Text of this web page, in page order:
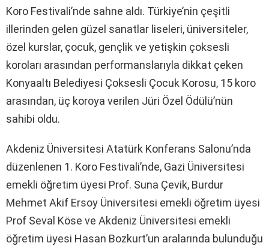
Koro Festivali’nde sahne aldı. Türkiye’nin çeşitli
illerinden gelen güzel sanatlar liseleri, üniversiteler,
özel kurslar, çocuk, gençlik ve yetişkin çoksesli
koroları arasından performanslarıyla dikkat çeken
Konyaaltı Belediyesi Çoksesli Çocuk Korosu, 15 koro
arasından, üç koroya verilen Jüri Özel Ödülü’nün
sahibi oldu.
Akdeniz Üniversitesi Atatürk Konferans Salonu’nda
düzenlenen 1. Koro Festivali’nde, Gazi Üniversitesi
emekli öğretim üyesi Prof. Suna Çevik, Burdur
Mehmet Akif Ersoy Üniversitesi emekli öğretim üyesi
Prof Seval Köse ve Akdeniz Üniversitesi emekli
öğretim üyesi Hasan Bozkurt’un aralarında bulunduğu